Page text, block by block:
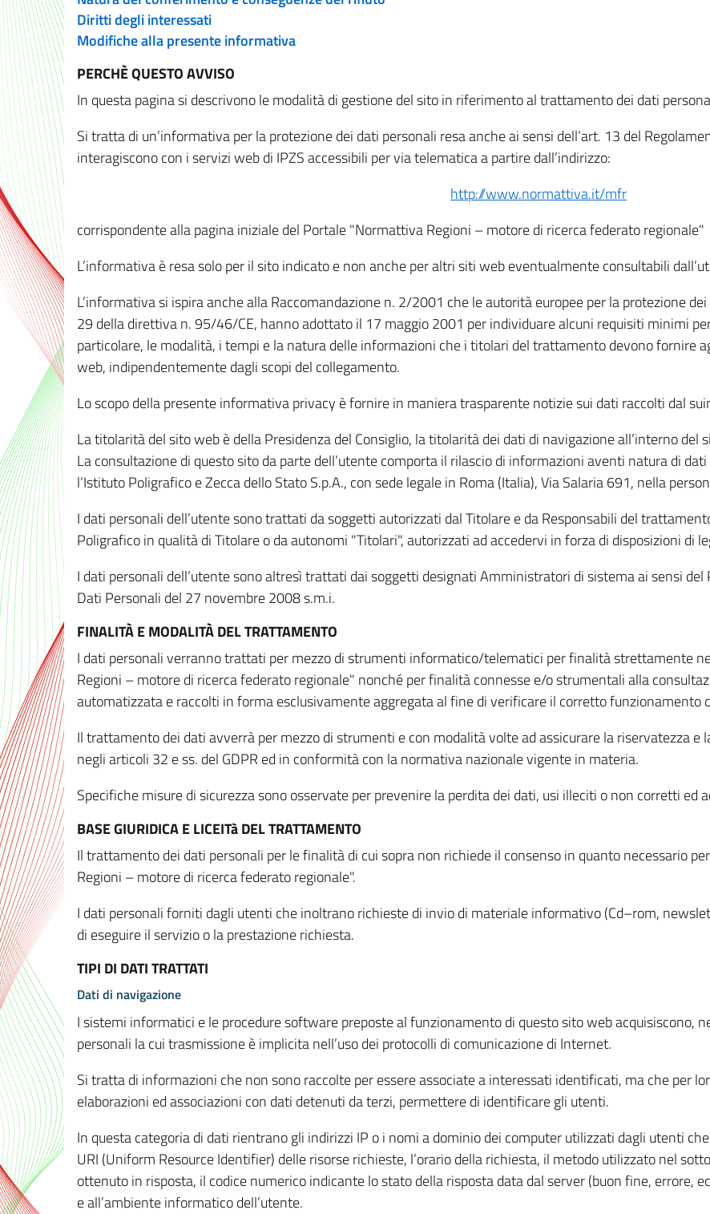
Diritti degli interessati
Modifiche alla presente informativa
PERCHÈ QUESTO AVVISO
In questa pagina si descrivono le modalità di gestione del sito in riferimento al trattamento dei dati
Si tratta di un’informativa per la protezione dei dati personali resa anche ai sensi dell’art. 13 del
interagiscono con i servizi web di IPZS accessibili per via telematica a partire dall’indirizzo:
http://www.normattiva.it/mfr
corrispondente alla pagina iniziale del Portale "Normattiva Regioni – motore di ricerca federato regionale"
L’informativa è resa solo per il sito indicato e non anche per altri siti web eventualmente consultabili
L’informativa si ispira anche alla Raccomandazione n. 2/2001 che le autorità europee per la protezione
29 della direttiva n. 95/46/CE, hanno adottato il 17 maggio 2001 per individuare alcuni requisiti minimi
particolare, le modalità, i tempi e la natura delle informazioni che i titolari del trattamento devono fornire
web, indipendentemente dagli scopi del collegamento.
Lo scopo della presente informativa privacy è fornire in maniera trasparente notizie sui dati raccolti dal
La titolarità del sito web è della Presidenza del Consiglio, la titolarità dei dati di navigazione all’interno del
La consultazione di questo sito da parte dell’utente comporta il rilascio di informazioni aventi natura di
l’Istituto Poligrafico e Zecca dello Stato S.p.A., con sede legale in Roma (Italia), Via Salaria 691, nella
I dati personali dell’utente sono trattati da soggetti autorizzati dal Titolare e da Responsabili del
Poligrafico in qualità di Titolare o da autonomi "Titolari", autorizzati ad accedervi in forza di disposizioni di
I dati personali dell’utente sono altresì trattati dai soggetti designati Amministratori di sistema ai sensi
Dati Personali del 27 novembre 2008 s.m.i.
FINALITÀ E MODALITÀ DEL TRATTAMENTO
I dati personali verranno trattati per mezzo di strumenti informatico/telematici per finalità strettamente
Regioni – motore di ricerca federato regionale" nonché per finalità connesse e/o strumentali alla
automatizzata e raccolti in forma esclusivamente aggregata al fine di verificare il corretto funzionamento
Il trattamento dei dati avverrà per mezzo di strumenti e con modalità volte ad assicurare la riservatezza
negli articoli 32 e ss. del GDPR ed in conformità con la normativa nazionale vigente in materia.
Specifiche misure di sicurezza sono osservate per prevenire la perdita dei dati, usi illeciti o non corretti ed
BASE GIURIDICA E LICEITà DEL TRATTAMENTO
Il trattamento dei dati personali per le finalità di cui sopra non richiede il consenso in quanto necessario
Regioni – motore di ricerca federato regionale".
I dati personali forniti dagli utenti che inoltrano richieste di invio di materiale informativo (Cd–rom,
di eseguire il servizio o la prestazione richiesta.
TIPI DI DATI TRATTATI
Dati di navigazione
I sistemi informatici e le procedure software preposte al funzionamento di questo sito web acquisiscono,
personali la cui trasmissione è implicita nell’uso dei protocolli di comunicazione di Internet.
Si tratta di informazioni che non sono raccolte per essere associate a interessati identificati, ma che per
elaborazioni ed associazioni con dati detenuti da terzi, permettere di identificare gli utenti.
In questa categoria di dati rientrano gli indirizzi IP o i nomi a dominio dei computer utilizzati dagli utenti
URI (Uniform Resource Identifier) delle risorse richieste, l’orario della richiesta, il metodo utilizzato nel
ottenuto in risposta, il codice numerico indicante lo stato della risposta data dal server (buon fine, errore,
e all’ambiente informatico dell’utente.